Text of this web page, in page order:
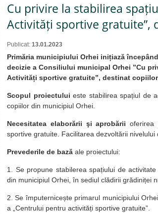
Cu privire la stabilirea
Activități sportive
Publicat: 13.01.2023
Primăria municipiului Orhei inițiază
decizie a Consiliului municipal Orhei ”Cu
Activități sportive gratuite”, destinat
Scopul proiectului este stabilirea spațiul de
copiilor din municipiul Orhei.
Necesitatea elaborării şi aprobării oferirea
sportive gratuite. Facilitarea dezvoltării nivelului
Prevederile de bază ale proiectului:
1. Se propune stabilerea spațiului de
din municipiul Orhei, în sediul clădirii grădiniței
2. Se împuternicește primarul municipiului
a „Centrului pentru activități sportive gratuite”.